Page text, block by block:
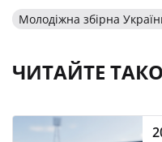
Молодіжна збірна
ЧИТАЙТЕ